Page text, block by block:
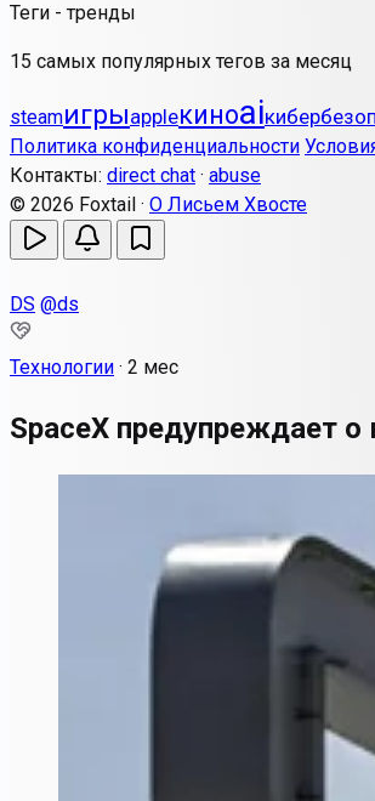
Теги - тренды
15 самых популярных тегов за месяц
steamигрыappleкиноai
Политика конфиденциальности
Контакты: direct chat · abuse
© 2026 Foxtail · О Лисьем Хвосте
DS @ds
Технологии · 2 мес
SpaceX предупреждает